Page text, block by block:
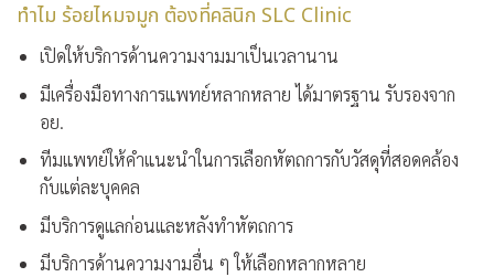
ทำไม ร้อยไหมจมูก ต้องที่คลินิก SLC Clinic
เปิดให้บริการด้านความงามมาเป็นเวลานาน
มีเครื่องมือทางการแพทย์หลากหลาย ได้มาตรฐาน รับรองจาก
อย.
ทีมแพทย์ให้คำแนะนำในการเลือกหัตถการกับวัสดุที่สอดคล้อง
กับแต่ละบุคคล
มีบริการดูแลก่อนและหลังทำหัตถการ
มีบริการด้านความงามอื่น ๆ ให้เลือกหลากหลาย